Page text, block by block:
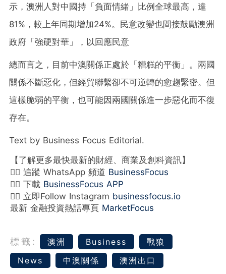
示，澳洲人對中國持「負面情緒」比例全球最高，達
81%，較上年同期增加24%。民意改變也間接鼓勵澳洲
政府「強硬對華」，以回應民意
總而言之，目前中澳關係正處於「糟糕的平衡」。兩國
關係不斷惡化，但經貿聯繫卻不可逆轉的愈趨緊密。但
這樣脆弱的平衡，也可能因兩國關係進一步惡化而不復
存在。
Text by Business Focus Editorial.
【了解更多最快最新的財經、商業及創科資訊】
👉🏻 追蹤 WhatsApp 頻道 BusinessFocus
👉🏻 下載 BusinessFocus APP
👉🏻 立即Follow Instagram businessfocus.io
最新 金融投資熱話專頁 MarketFocus
標籤: 澳洲 Business
戰狼
News
中澳關係 澳洲出口